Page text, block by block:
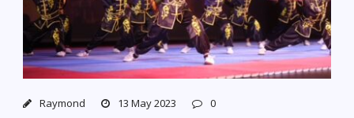
Raymond 13 May 2023 0